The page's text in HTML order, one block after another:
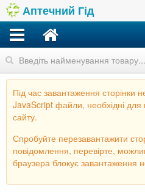
Аптечний Гід
Знайти
Під час завантаження сторінки
JavaScript файли, необхідні для
сайту.
Спробуйте перезавантажити
повідомлення, перевірте,
браузера блокує завантаження